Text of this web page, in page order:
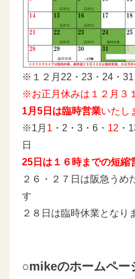
※１２月22・23・24・31
※お正月休みは１２月３
1月5日は臨時営業いたし
※1月 1 ・2・3・6・ 12 ・
日
25日は１６時までの短縮
２６・２７日は阪急うめ
す
２８日は臨時休業となり
○mikeのホームペー